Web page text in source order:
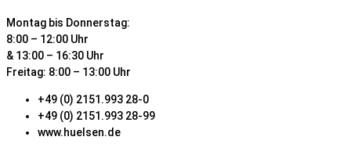
Montag bis Donnerstag:
8:00 – 12:00 Uhr
& 13:00 – 16:30 Uhr
Freitag: 8:00 – 13:00 Uhr
+49 (0) 2151.993 28-0
+49 (0) 2151.993 28-99
www.huelsen.de